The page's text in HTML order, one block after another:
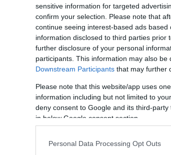
sensitive information for targeted
confirm your selection. Please note that
continue seeing interest-based ads
information disclosed to third parties
further disclosure of your personal
participants. This information may also
Downstream Participants that may further
Please note that this website/app uses
information including but not limited to
deny consent to Google and its third-
in below Google consent section.
Personal Data Processing Opt Outs
Dromia 2026 στο
ΠΡΩΤΕΑΣ ΒΟΥΛΑΣ
Πρωτέας Βούλας:
άφησε